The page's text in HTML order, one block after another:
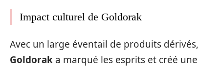
Impact culturel de Goldorak
Avec un large éventail de produits dérivés,
Goldorak a marqué les esprits et créé une